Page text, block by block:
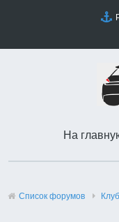
На
Список форумов